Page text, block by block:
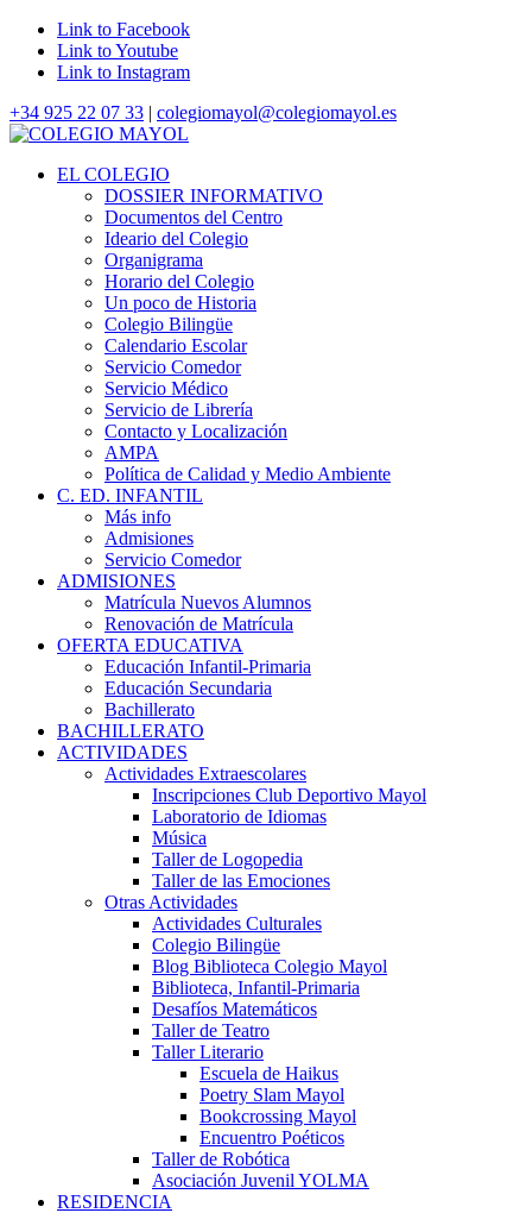
Link to Facebook
Link to Youtube
Link to Instagram
+34 925 22 07 33 | colegiomayol@colegiomayol.es
EL COLEGIO
DOSSIER INFORMATIVO
Documentos del Centro
Ideario del Colegio
Organigrama
Horario del Colegio
Un poco de Historia
Colegio Bilingüe
Calendario Escolar
Servicio Comedor
Servicio Médico
Servicio de Librería
Contacto y Localización
AMPA
Política de Calidad y Medio Ambiente
C. ED. INFANTIL
Más info
Admisiones
Servicio Comedor
ADMISIONES
Matrícula Nuevos Alumnos
Renovación de Matrícula
OFERTA EDUCATIVA
Educación Infantil-Primaria
Educación Secundaria
Bachillerato
BACHILLERATO
ACTIVIDADES
Actividades Extraescolares
Inscripciones Club Deportivo Mayol
Laboratorio de Idiomas
Música
Taller de Logopedia
Taller de las Emociones
Otras Actividades
Actividades Culturales
Colegio Bilingüe
Blog Biblioteca Colegio Mayol
Biblioteca, Infantil-Primaria
Desafíos Matemáticos
Taller de Teatro
Taller Literario
Escuela de Haikus
Poetry Slam Mayol
Bookcrossing Mayol
Encuentro Poéticos
Taller de Robótica
Asociación Juvenil YOLMA
RESIDENCIA